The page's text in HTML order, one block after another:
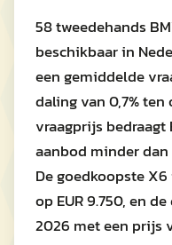
58 tweedehands
beschikbaar in
een gemiddelde
daling van 0,7%
vraagprijs bedraagt
aanbod minder
De goedkoopste
op EUR 9.750, en
2026 met een prijs